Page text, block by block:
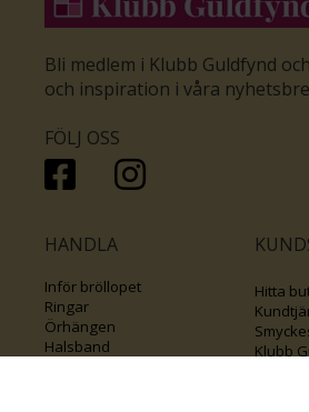
Bli medlem i Klubb Guldfynd
och inspiration i våra
FÖLJ OSS
HANDLA
Inför bröllopet
Ringar
Örhängen
Halsband
Hitta
Klubb